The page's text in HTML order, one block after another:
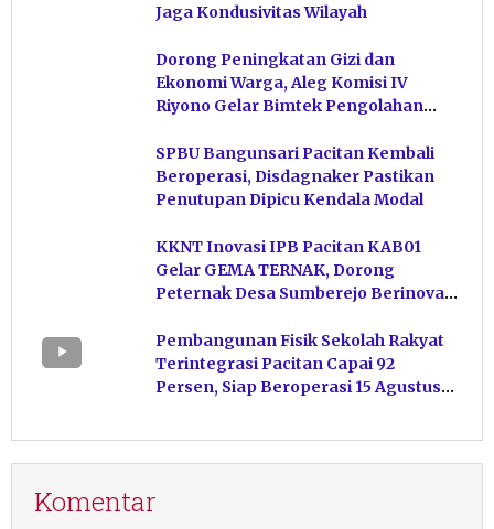
Jaga Kondusivitas Wilayah
Dorong Peningkatan Gizi dan
Ekonomi Warga, Aleg Komisi IV
Riyono Gelar Bimtek Pengolahan
SPBU Bangunsari Pacitan Kembali
Beroperasi, Disdagnaker Pastikan
Penutupan Dipicu Kendala Modal
KKNT Inovasi IPB Pacitan KAB01
Gelar GEMA TERNAK, Dorong
Peternak Desa Sumberejo Berinovasi
Pembangunan Fisik Sekolah Rakyat
Terintegrasi Pacitan Capai 92
Persen, Siap Beroperasi 15 Agustus
Komentar